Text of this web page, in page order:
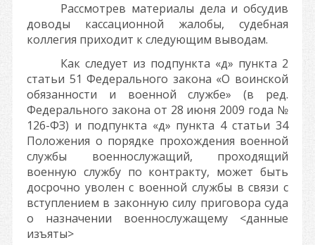
Рассмотрев материалы дела и обсудив
доводы кассационной жалобы, судебная
коллегия приходит к следующим выводам.
Как следует из подпункта «д» пункта 2
статьи 51 Федерального закона «О воинской
обязанности и военной службе» (в ред.
Федерального закона от 28 июня 2009 года №
126-ФЗ) и подпункта «д» пункта 4 статьи 34
Положения о порядке прохождения военной
службы военнослужащий, проходящий
военную службу по контракту, может быть
досрочно уволен с военной службы в связи с
вступлением в законную силу приговора суда
о назначении военнослужащему <данные
изъяты>